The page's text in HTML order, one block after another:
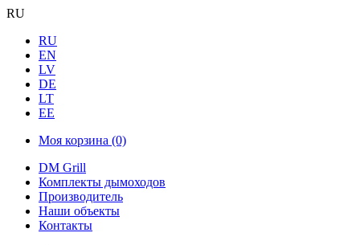
RU
RU
EN
LV
DE
LT
EE
Моя корзина (0)
DM Grill
Комплекты дымоходов
Производитель
Наши объекты
Контакты